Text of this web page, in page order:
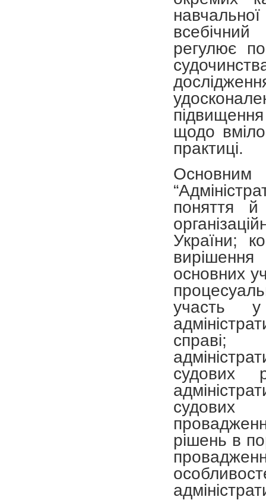
регулює
щодо
практиці.
поняття
України;
вирішення
основних
участь
справі;
судових
судових
рішень в